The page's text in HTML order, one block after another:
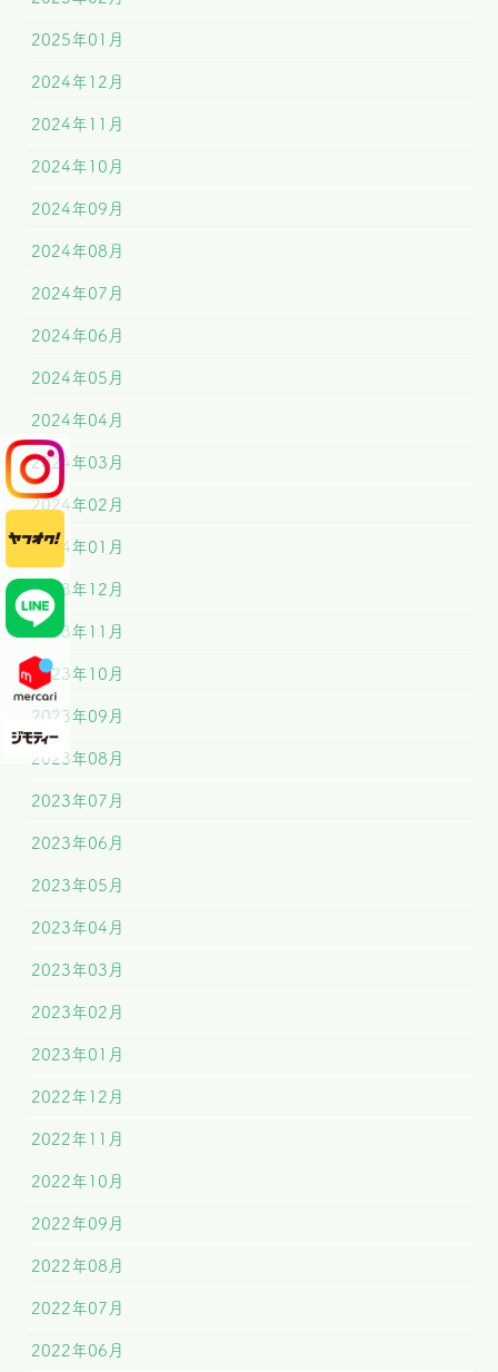
2025年01月
2024年12月
2024年11月
2024年10月
2024年09月
2024年08月
2024年07月
2024年06月
2024年05月
2024年04月
2024年03月
2024年02月
2024年01月
2023年12月
2023年11月
2023年10月
2023年09月
2023年08月
2023年07月
2023年06月
2023年05月
2023年04月
2023年03月
2023年02月
2023年01月
2022年12月
2022年11月
2022年10月
2022年09月
2022年08月
2022年07月
2022年06月